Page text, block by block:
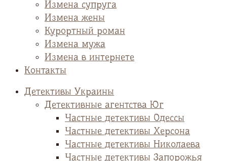
Измена супруга
Измена жены
Курортный роман
Измена мужа
Измена в интернете
Контакты
Детективы Украины
Детективные агентства Юг
Частные детективы Одессы
Частные детективы Херсона
Частные детективы Николаева
Частные детективы Запорожья